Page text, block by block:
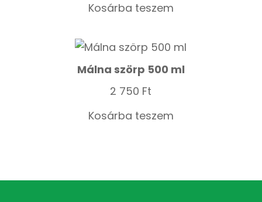
Kosárba teszem
Málna szörp 500 ml
2 750 Ft
Kosárba teszem